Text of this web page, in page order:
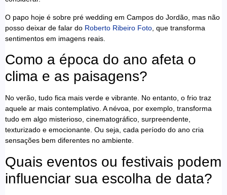
O papo hoje é sobre pré wedding em Campos do Jordão, mas não
posso deixar de falar do Roberto Ribeiro Foto , que transforma
sentimentos em imagens reais.
Como a época do ano afeta o
clima e as paisagens?
No verão, tudo fica mais verde e vibrante. No entanto, o frio traz
aquele ar mais contemplativo. A névoa, por exemplo, transforma
tudo em algo misterioso, cinematográfico, surpreendente,
texturizado e emocionante. Ou seja, cada período do ano cria
sensações bem diferentes no ambiente.
Quais eventos ou festivais podem
influenciar sua escolha de data?